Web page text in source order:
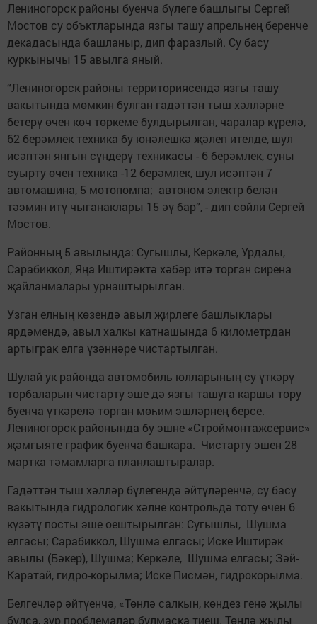
Лениногорск районы буенча бүлеге башлыгы Сергей
Мостов су объктларында язгы ташу апрельнең беренче
декадасында башланыр, дип фаразлый. Су басу
куркынычы 15 авылга яный.
“Лениногорск районы территориясендә язгы ташу
вакытында мөмкин булган гадәттән тыш хәлләрне
бетерү өчен көч төркеме булдырылган, чаралар күрелә,
62 берәмлек техника бу юнәлешкә җәлеп ителде, шул
исәптән янгын сүндерү техникасы - 6 берәмлек, суны
суырту өчен техника -12 берәмлек, шул исәптән 7
автомашина, 5 мотопомпа; автоном электр белән
тәэмин итү чыганаклары 15 әү бар”, - дип сөйли Сергей
Мостов.
Районның 5 авылында: Сугышлы, Керкәле, Урдалы,
Сарабиккол, Яңа Иштирәктә хәбәр итә торган сирена
җайланмалары урнаштырылган.
Узган елның көзендә авыл җирлеге башлыклары
ярдәмендә, авыл халкы катнашында 6 километрдан
артыграк елга үзәннәре чистартылган.
Шулай ук районда автомобиль юлларының су үткәрү
торбаларын чистарту эше дә язгы ташуга каршы тору
буенча үткәрелә торган мөһим эшләрнең берсе.
Лениногорск районында бу эшне «Строймонтажсервис»
җәмгыяте график буенча башкара. Чистарту эшен 28
мартка тәмамларга планлаштыралар.
Гадәттән тыш хәлләр бүлегендә әйтүләренчә, су басу
вакытында гидрологик хәлне контрольдә тоту өчен 6
күзәтү посты эше оештырылган: Сугышлы, Шушма
елгасы; Сарабиккол, Шушма елгасы; Иске Иштирәк
авылы (Бәкер), Шушма; Керкәле, Шушма елгасы; Зәй-
Каратай, гидро-корылма; Иске Писмән, гидрокорылма.
Белгечләр әйтүенчә, «Төнлә салкын, көндез генә җылы
булса, зур проблемалар булмаска тиеш. Төнлә җылы